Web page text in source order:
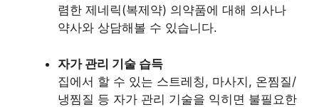
렴한 제네릭(복제약) 의약품에 대해 의사나
약사와 상담해볼 수 있습니다.
자가 관리 기술 습득
집에서 할 수 있는 스트레칭, 마사지, 온찜질/
냉찜질 등 자가 관리 기술을 익히면 불필요한